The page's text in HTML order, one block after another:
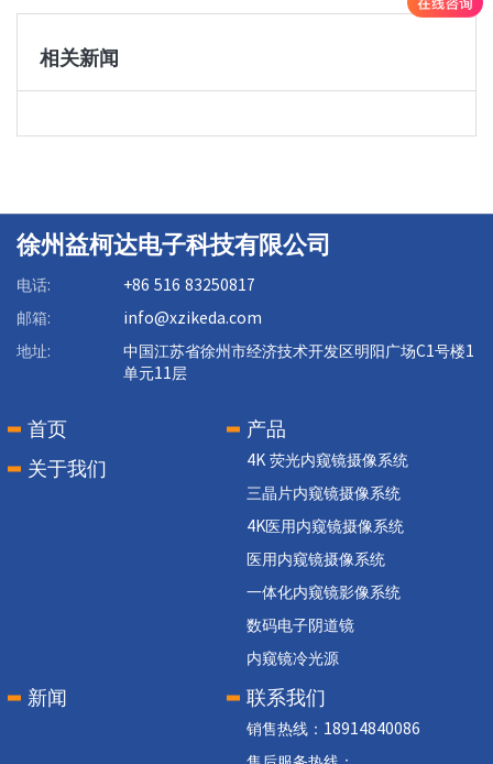
相关新闻
徐州益柯达电子科技有限公司
电话: +86 516 83250817
邮箱: info@xzikeda.com
地址:
中国江苏省徐州市经济技术开发区明阳广场C1号楼1
单元11层
首页
关于我们
产品
4K 荧光内窥镜摄像系统
三晶片内窥镜摄像系统
4K医用内窥镜摄像系统
医用内窥镜摄像系统
一体化内窥镜影像系统
数码电子阴道镜
内窥镜冷光源
新闻 联系我们
销售热线：18914840086